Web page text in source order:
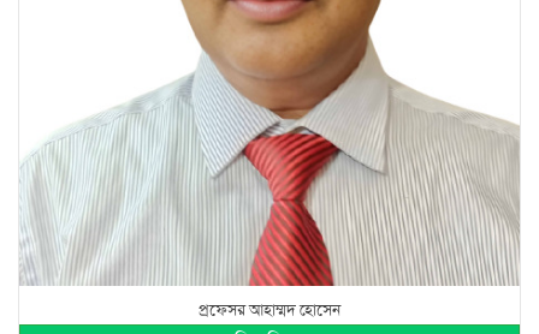
প্রফেসর আহাম্মদ হোসেন